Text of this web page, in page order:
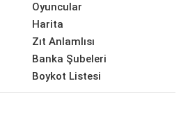
Oyuncular
Harita
Zıt Anlamlısı
Banka Şubeleri
Boykot Listesi